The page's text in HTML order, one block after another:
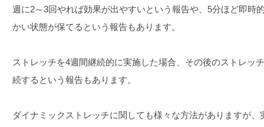
週に2～3回やれば効果が出やすいという報告や、5分ほど即時
かい状態が保てるという報告もあります。
ストレッチを4週間継続的に実施した場合、その後のストレッ
続するという報告もあります。
ダイナミックストレッチに関しても様々な方法がありますが